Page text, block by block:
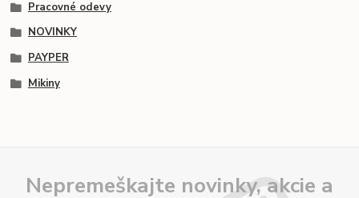
Pracovné odevy
NOVINKY
PAYPER
Mikiny
Nepremeškajte novinky, akcie a